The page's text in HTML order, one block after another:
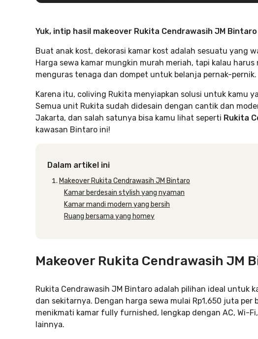
Yuk, intip hasil makeover Rukita Cendrawasih JM Bintaro
Buat anak kost, dekorasi kamar kost adalah sesuatu yang
Harga sewa kamar mungkin murah meriah, tapi kalau
menguras tenaga dan dompet untuk belanja pernak-pernik.
Karena itu, coliving Rukita menyiapkan solusi untuk kamu
Semua unit Rukita sudah didesain dengan cantik dan
Jakarta, dan salah satunya bisa kamu lihat seperti Rukita
kawasan Bintaro ini!
Dalam artikel ini
Makeover Rukita Cendrawasih JM Bintaro
Kamar berdesain stylish yang nyaman
Kamar mandi modern yang bersih
Ruang bersama yang homey
Makeover Rukita Cendrawasih JM
Rukita Cendrawasih JM Bintaro adalah pilihan ideal untuk
dan sekitarnya. Dengan harga sewa mulai Rp1,650 juta per
menikmati kamar fully furnished, lengkap dengan AC, Wi-
lainnya.